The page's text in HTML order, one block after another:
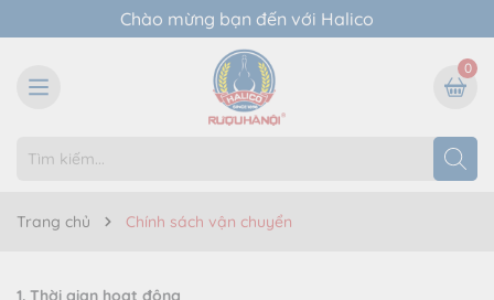
Chào mừng bạn đến với Halico
0
Trang chủ Chính sách vận chuyển
1. Thời gian hoạt động